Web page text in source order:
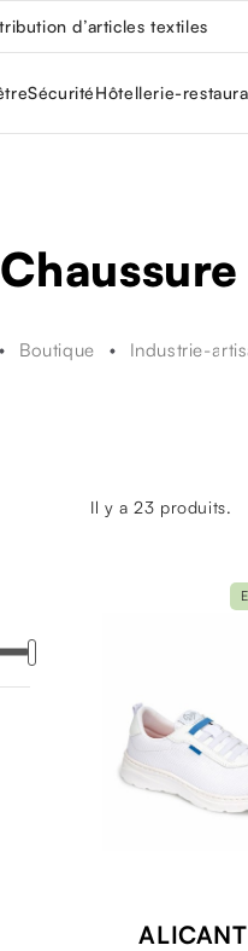
d’articles textiles
SécuritéHôtellerie-
Boutique Industrie-
Il y a 23 produits.